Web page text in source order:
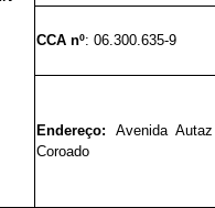
CCA nº: 06.300.635-9
Endereço: Avenida
Coroado